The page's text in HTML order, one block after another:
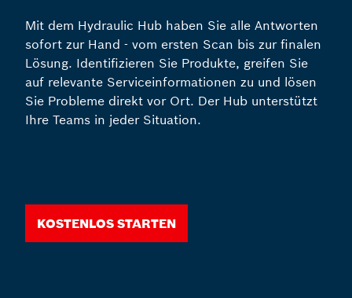
Mit dem Hydraulic Hub haben Sie alle Antworten
sofort zur Hand - vom ersten Scan bis zur finalen
Lösung. Identifizieren Sie Produkte, greifen Sie
auf relevante Serviceinformationen zu und lösen
Sie Probleme direkt vor Ort. Der Hub unterstützt
Ihre Teams in jeder Situation.
Kostenlos starten